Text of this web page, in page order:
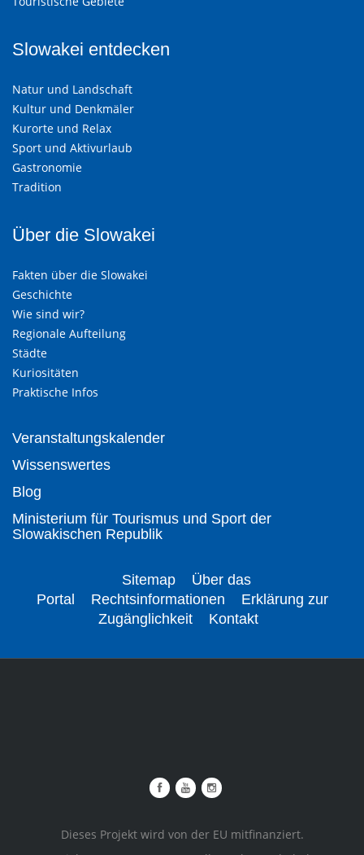
Slowakei entdecken
Natur und Landschaft
Kultur und Denkmäler
Kurorte und Relax
Sport und Aktivurlaub
Gastronomie
Tradition
Über die Slowakei
Fakten über die Slowakei
Geschichte
Wie sind wir?
Regionale Aufteilung
Städte
Kuriositäten
Praktische Infos
Veranstaltungskalender
Wissenswertes
Blog
Ministerium für Tourismus und Sport der
Slowakischen Republik
Sitemap
Über das
Portal
Rechtsinformationen
Erklärung zur
Zugänglichkeit
Kontakt
Dieses Projekt wird von der EU mitfinanziert.